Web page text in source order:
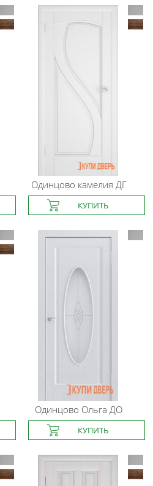
Одинцово камелия ДГ
Одинцово Ольга ДО